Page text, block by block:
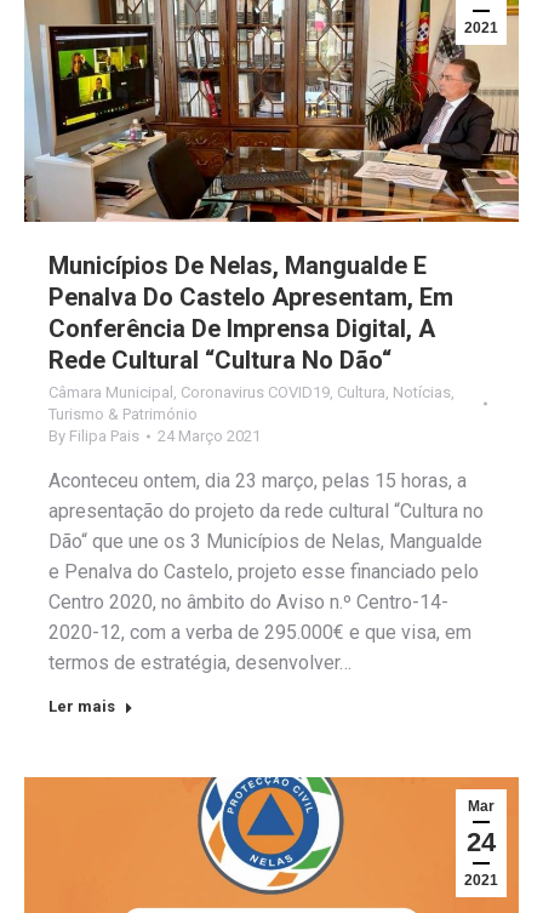
2021
Municípios De Nelas, Mangualde E
Penalva Do Castelo Apresentam, Em
Conferência De Imprensa Digital, A
Rede Cultural “Cultura No Dão“
Câmara Municipal , Coronavirus COVID19, Cultura, Notícias,
Turismo & Património
By Filipa Pais 24 Março 2021
Aconteceu ontem, dia 23 março, pelas 15 horas, a
apresentação do projeto da rede cultural “Cultura no
Dão“ que une os 3 Municípios de Nelas, Mangualde
e Penalva do Castelo, projeto esse financiado pelo
Centro 2020, no âmbito do Aviso n.º Centro-14-
2020-12, com a verba de 295.000€ e que visa, em
termos de estratégia, desenvolver…
Ler mais
Mar
24
2021